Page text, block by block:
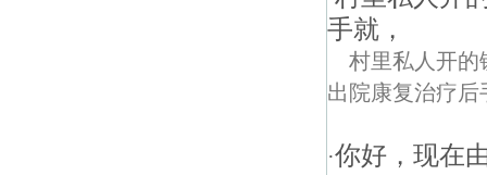
手就，
村里私人开的
出院康复治疗后
·你好，现在